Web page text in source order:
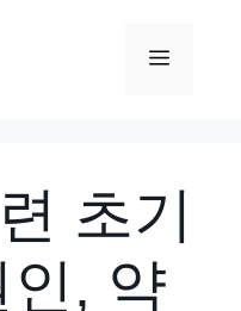
메
초기
, 약